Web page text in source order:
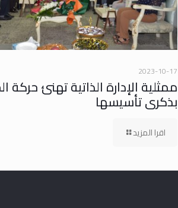
2023-10-17
ممثلية الإدارة الذاتية تهنئ حركة
بذكرى تأسيسها
اقرا المزيد